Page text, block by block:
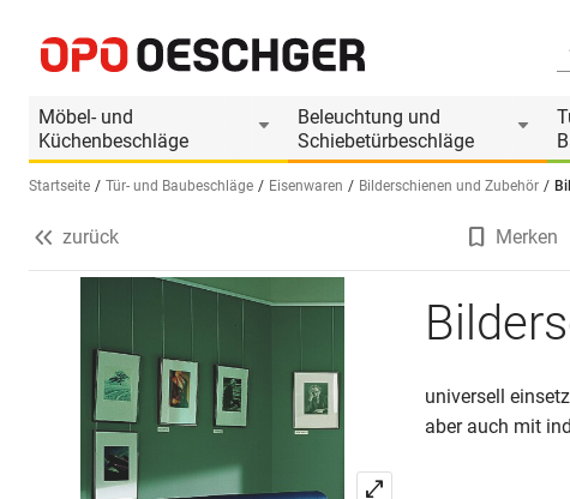
Möbel- und
Küchenbeschläge
Beleuchtung und
Schiebetürbeschläge
Sprache wählen (DE)
Startseite Tür- und Baubeschläge Eisenwaren Bilderschienen und Zubehör
Produktinformationen
Passendes Zubehör
zurück Merken
universell
aber auch mit